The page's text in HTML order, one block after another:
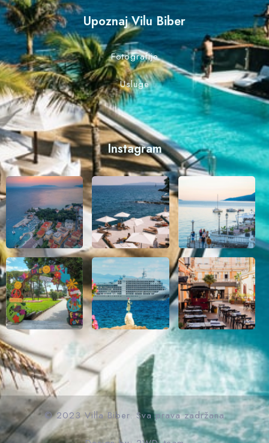
Upoznaj Vilu Biber
Fotografije
Usluge
Instagram
© 2023 Villa Biber. Sva prava zadržana